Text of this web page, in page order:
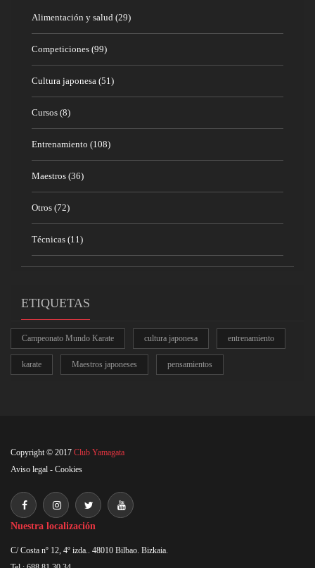
Alimentación y salud (29)
Competiciones (99)
Cultura japonesa (51)
Cursos (8)
Entrenamiento (108)
Maestros (36)
Otros (72)
Técnicas (11)
ETIQUETAS
Campeonato Mundo Karate cultura japonesa entrenamiento
karate Maestros japoneses pensamientos
Copyright © 2017 Club Yamagata
Aviso legal - Cookies
Nuestra localización
C/ Costa nº 12, 4º izda.. 48010 Bilbao. Bizkaia.